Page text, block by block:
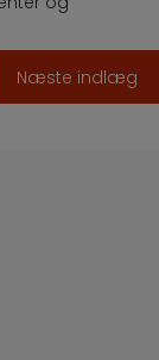
Næste indlæg